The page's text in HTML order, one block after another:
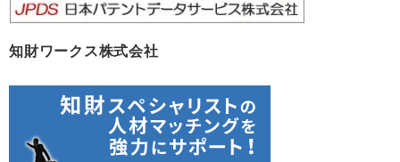
知財ワークス株式会社